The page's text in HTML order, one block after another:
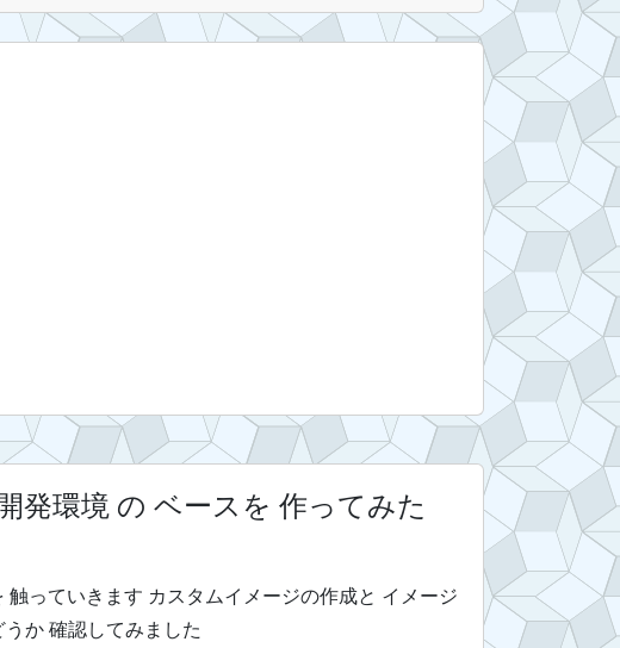
発環境 の ベースを 作ってみた
っていきます カスタムイメージの作成と イメージ
か 確認してみました